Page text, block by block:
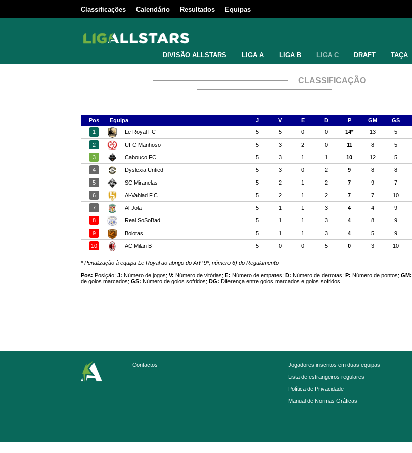
Classificações Calendário Resultados Equipas
DIVISÃO ALLSTARS LIGA A LIGA B LIGA C DRAFT TAÇA
CLASSIFICAÇÃO
Pos Equipa J V E D P GM GS
1
Le Royal FC 5 5 0 0 14* 13 5
2 UFC Manhoso 5 3 2 0 11 8 5
3 Cabouco FC 5 3 1 1 10 12 5
4 Dyslexia Untied 5 3 0 2 9 8 8
5 SC Miranelas 5 2 1 2 7 9 7
6 Al-Vahlad F.C. 5 2 1 2 7 7 10
7 Al-Jola 5 1 1 3 4 4 9
8 Real SoSoBad 5 1 1 3 4 8 9
9 Bolotas 5 1 1 3 4 5 9
10 AC Milan B 5 0 0 5 0 3 10
* Penalização à equipa Le Royal ao abrigo do Artº 9º, número 6) do Regulamento
Pos: Posição; J: Número de jogos; V: Número de vitórias; E: Número de empates; D: Número de derrotas; P: Número de pontos; GM:
de golos marcados; GS: Número de golos sofridos; DG: Diferença entre golos marcados e golos sofridos
Contactos
Jogadores inscritos em duas equipas
Lista de estrangeiros regulares
Política de Privacidade
Manual de Normas Gráficas